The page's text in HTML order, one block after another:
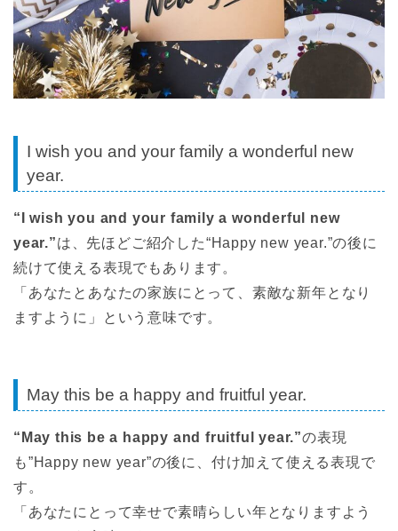
I wish you and your family a wonderful new
year.
“I wish you and your family a wonderful new
year.”は、先ほどご紹介した“Happy new year.”の後に
続けて使える表現でもあります。
「あなたとあなたの家族にとって、素敵な新年となり
ますように」という意味です。
May this be a happy and fruitful year.
“May this be a happy and fruitful year.”の表現
も”Happy new year”の後に、付け加えて使える表現で
す。
「あなたにとって幸せで素晴らしい年となりますよう